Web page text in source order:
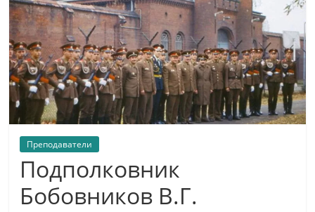
Преподаватели
Подполковник
Бобовников В.Г.